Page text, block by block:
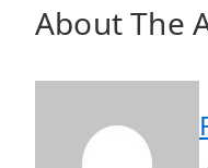
About The